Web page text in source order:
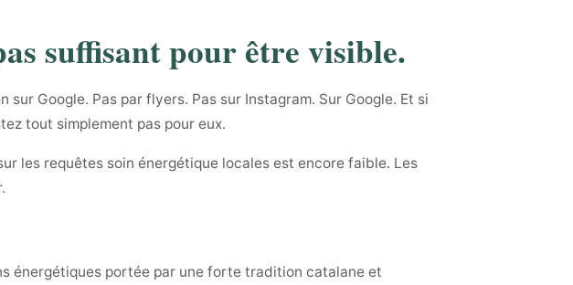
suffisant pour être visible.
Google. Pas par flyers. Pas sur Instagram. Sur Google. Et si
tout simplement pas pour eux.
les requêtes soin énergétique locales est encore faible. Les
énergétiques portée par une forte tradition catalane et